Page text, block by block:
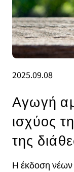
2025.09.08
Αγωγή
ισχύος
της
Η έκδοση νέων